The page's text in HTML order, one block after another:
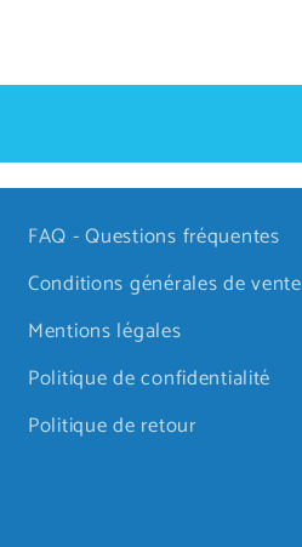
FAQ - Questions fréquentes
Conditions générales de vente
Mentions légales
Politique de confidentialité
Politique de retour